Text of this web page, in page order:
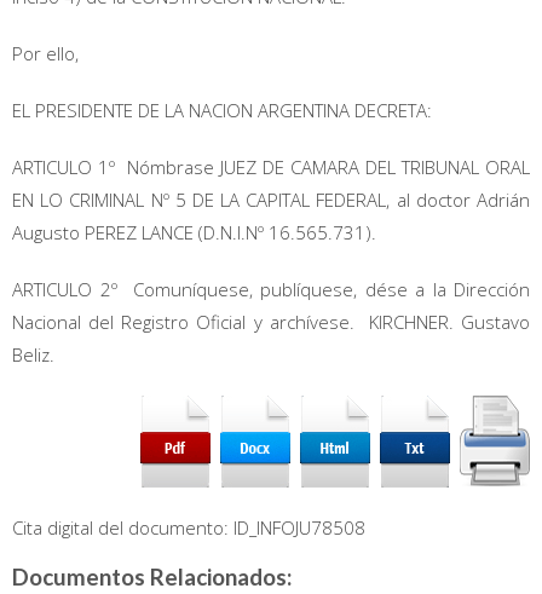
Por ello,
EL PRESIDENTE DE LA NACION ARGENTINA DECRETA:
ARTICULO 1º  Nómbrase JUEZ DE CAMARA DEL TRIBUNAL ORAL
EN LO CRIMINAL Nº 5 DE LA CAPITAL FEDERAL, al doctor Adrián
Augusto PEREZ LANCE (D.N.I.Nº 16.565.731).
ARTICULO 2º  Comuníquese, publíquese, dése a la Dirección
Nacional del Registro Oficial y archívese.  KIRCHNER. Gustavo
Beliz.
Cita digital del documento: ID_INFOJU78508
Documentos Relacionados: